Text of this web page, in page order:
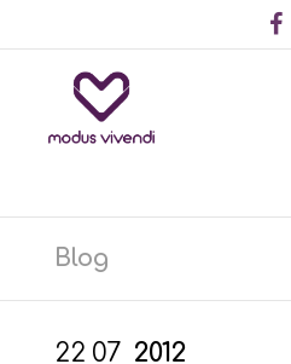
Blog
22 07 2012